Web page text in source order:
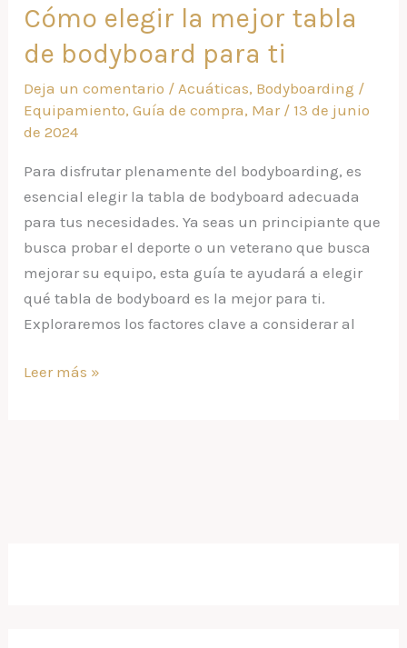
Cómo elegir la mejor tabla
de bodyboard para ti
Deja un comentario / Acuáticas, Bodyboarding /
Equipamiento,Guía de compra, Mar / 13 de junio
de 2024
Para disfrutar plenamente del bodyboarding, es
esencial elegir la tabla de bodyboard adecuada
para tus necesidades. Ya seas un principiante que
busca probar el deporte o un veterano que busca
mejorar su equipo, esta guía te ayudará a elegir
qué tabla de bodyboard es la mejor para ti.
Exploraremos los factores clave a considerar al
la
tabla
de
bodyboard
para
ti
Leer más »